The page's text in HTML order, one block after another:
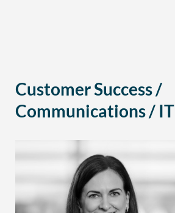
Customer Success /
Communications / IT